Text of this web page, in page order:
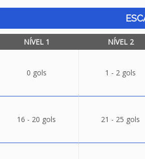
NÍVEL 1 NÍVEL 2
0 gols 1 - 2 gols
16 - 20 gols 21 - 25 gols